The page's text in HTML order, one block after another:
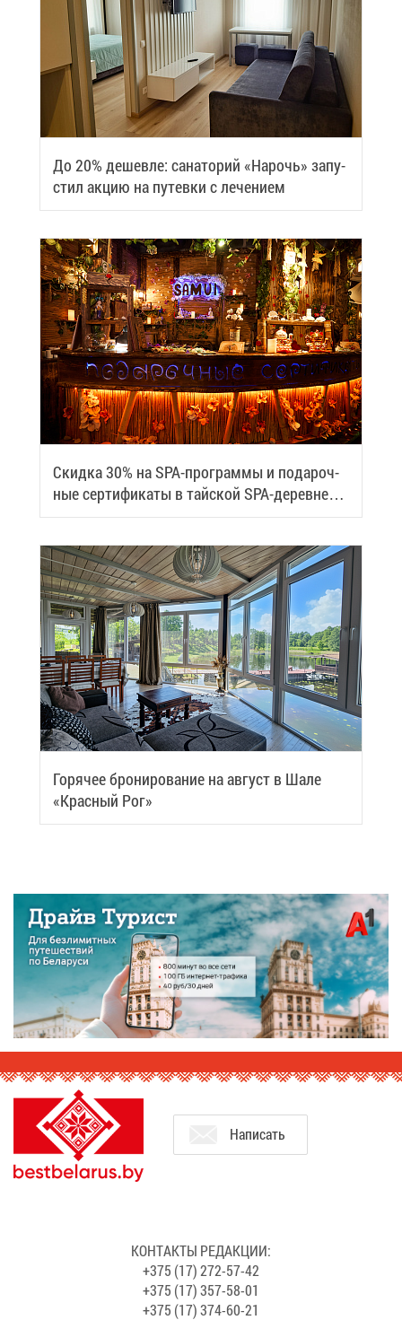
До 20% де­шев­ле: са­на­то­рий «На­рочь» за­пу­
стил ак­цию на пу­тев­ки с ле­че­ни­ем
Скид­ка 30% на SPA-про­грам­мы и по­да­роч­
ные сер­ти­фи­ка­ты в тай­ской SPA-де­ревне
Samui
Го­ря­чее бро­ни­ро­ва­ние на ав­густ в Ша­ле
«Крас­ный Рог»
На­пи­сать
КОН­ТАК­ТЫ РЕ­ДАК­ЦИИ:
+375 (17) 272-57-42
+375 (17) 357-58-01
+375 (17) 374-60-21